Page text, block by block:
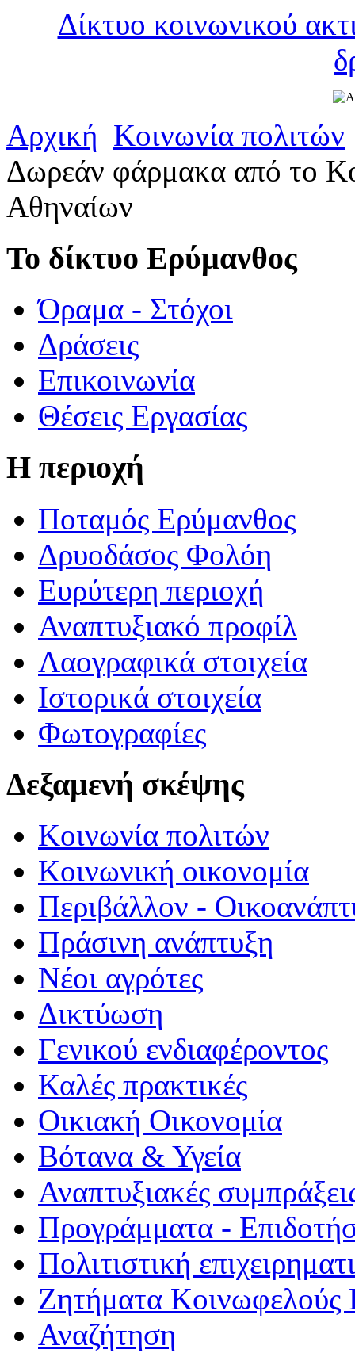
Δίκτυο κοινωνικού
Αρχική Κοινωνία πολιτών
Δωρεάν φάρμακα από το
Αθηναίων
Το δίκτυο Ερύμανθος
Όραμα - Στόχοι
Δράσεις
Επικοινωνία
Θέσεις Εργασίας
Η περιοχή
Ποταμός Ερύμανθος
Δρυοδάσος Φολόη
Ευρύτερη περιοχή
Αναπτυξιακό προφίλ
Λαογραφικά στοιχεία
Ιστορικά στοιχεία
Φωτογραφίες
Δεξαμενή σκέψης
Κοινωνία πολιτών
Κοινωνική οικονομία
Περιβάλλον -
Πράσινη ανάπτυξη
Νέοι αγρότες
Δικτύωση
Γενικού ενδιαφέροντος
Καλές πρακτικές
Οικιακή Οικονομία
Βότανα & Υγεία
Αναπτυξιακές
Προγράμματα -
Πολιτιστική
Ζητήματα Κοινωφελούς
Αναζήτηση